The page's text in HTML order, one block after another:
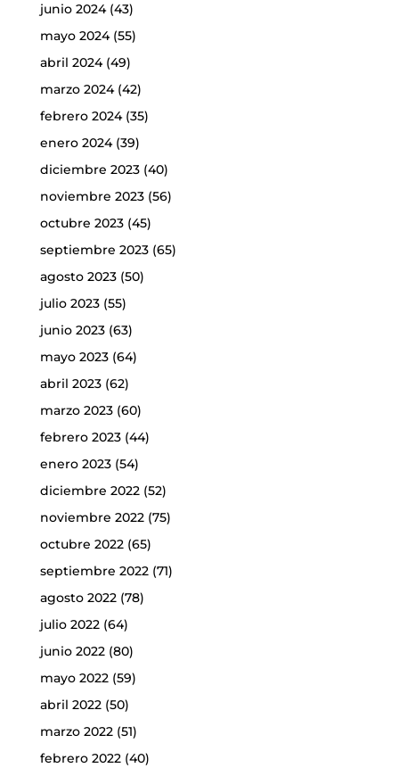
junio 2024(43)
mayo 2024(55)
abril 2024(49)
marzo 2024(42)
febrero 2024(35)
enero 2024(39)
diciembre 2023(40)
noviembre 2023(56)
octubre 2023(45)
septiembre 2023(65)
agosto 2023(50)
julio 2023(55)
junio 2023(63)
mayo 2023(64)
abril 2023(62)
marzo 2023(60)
febrero 2023(44)
enero 2023(54)
diciembre 2022(52)
noviembre 2022(75)
octubre 2022(65)
septiembre 2022(71)
agosto 2022(78)
julio 2022(64)
junio 2022(80)
mayo 2022(59)
abril 2022(50)
marzo 2022(51)
febrero 2022(40)